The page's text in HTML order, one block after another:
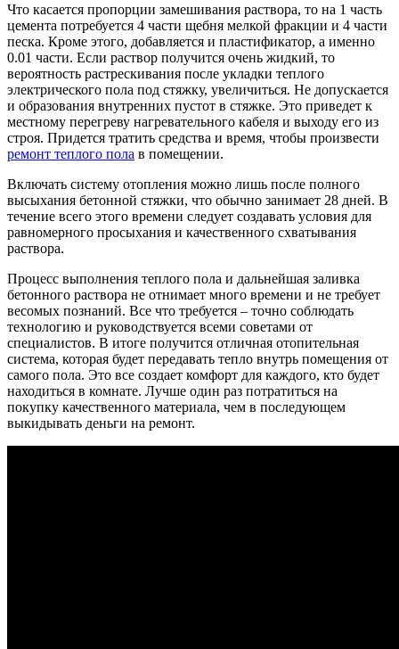
Что касается пропорции замешивания раствора, то на 1 часть
цемента потребуется 4 части щебня мелкой фракции и 4 части
песка. Кроме этого, добавляется и пластификатор, а именно
0.01 части. Если раствор получится очень жидкий, то
вероятность растрескивания после укладки теплого
электрического пола под стяжку, увеличиться. Не допускается
и образования внутренних пустот в стяжке. Это приведет к
местному перегреву нагревательного кабеля и выходу его из
строя. Придется тратить средства и время, чтобы произвести
ремонт теплого пола в помещении.
Включать систему отопления можно лишь после полного
высыхания бетонной стяжки, что обычно занимает 28 дней. В
течение всего этого времени следует создавать условия для
равномерного просыхания и качественного схватывания
раствора.
Процесс выполнения теплого пола и дальнейшая заливка
бетонного раствора не отнимает много времени и не требует
весомых познаний. Все что требуется – точно соблюдать
технологию и руководствуется всеми советами от
специалистов. В итоге получится отличная отопительная
система, которая будет передавать тепло внутрь помещения от
самого пола. Это все создает комфорт для каждого, кто будет
находиться в комнате. Лучше один раз потратиться на
покупку качественного материала, чем в последующем
выкидывать деньги на ремонт.